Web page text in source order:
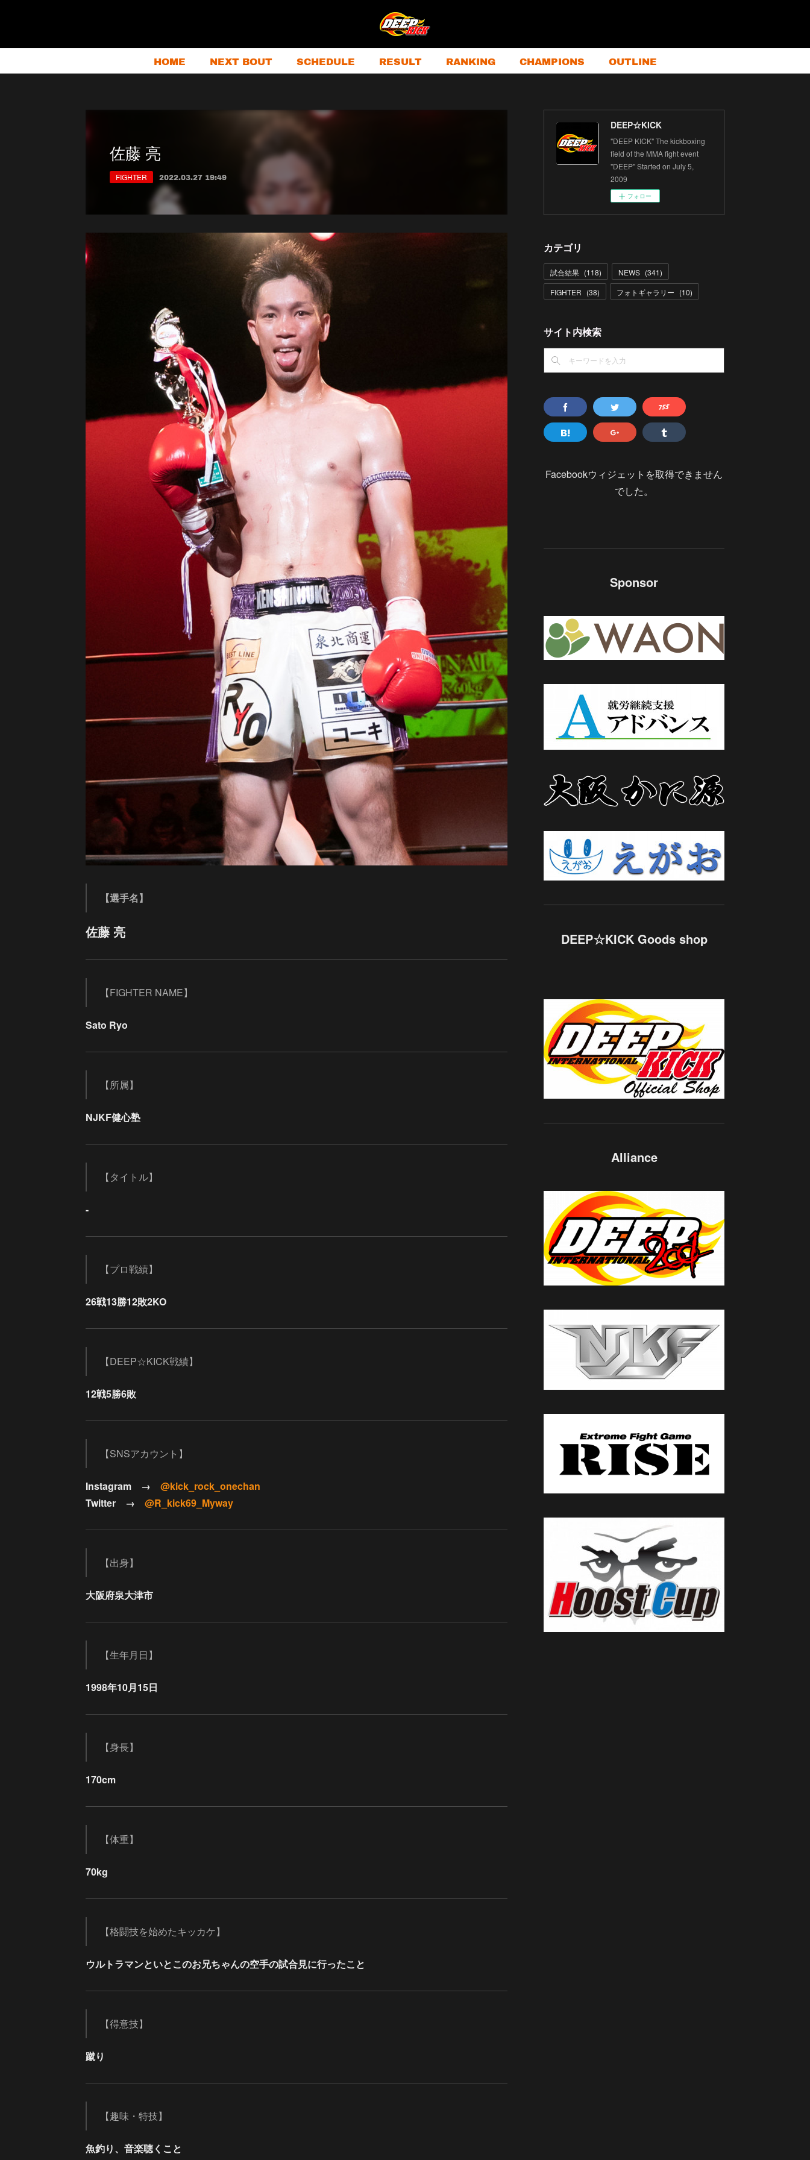
HOME NEXT BOUT SCHEDULE RESULT RANKING CHAMPIONS OUTLINE
佐藤 亮
FIGHTER 2022.03.27 19:49
【選手名】
佐藤 亮
【FIGHTER NAME】
Sato Ryo
【所属】
NJKF健心塾
【タイトル】
-
【プロ戦績】
26戦13勝12敗2KO
【DEEP☆KICK戦績】
12戦5勝6敗
【SNSアカウント】
Instagram → @kick_rock_onechan
Twitter → @R_kick69_Myway
【出身】
大阪府泉大津市
【生年月日】
1998年10月15日
【身長】
170cm
【体重】
70kg
【格闘技を始めたキッカケ】
ウルトラマンといとこのお兄ちゃんの空手の試合見に行ったこと
【得意技】
蹴り
【趣味・特技】
魚釣り、音楽聴くこと
DEEP☆KICK
"DEEP KICK" The kickboxing
field of the MMA fight event
"DEEP" Started on July 5,
2009
フォロー
カテゴリ
試合結果 (118) NEWS (341)
FIGHTER (38) フォトギャラリー (10)
サイト内検索
Facebookウィジェットを取得できません
でした。
Sponsor
DEEP☆KICK Goods shop
Alliance